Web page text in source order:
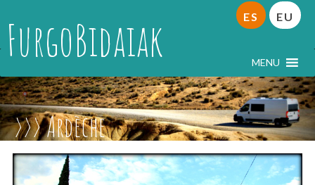
FurgoBidaiak MENU
ES EU
Ardèche